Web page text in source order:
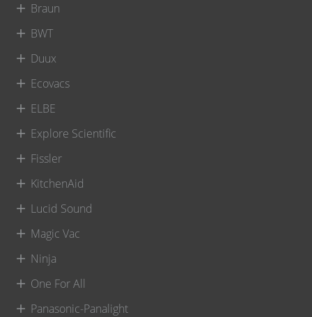
Braun
BWT
Duux
Ecovacs
ELBE
Explore Scientific
Fissler
KitchenAid
Lucid Sound
Magic Vac
Ninja
One For All
Panasonic-Panalight